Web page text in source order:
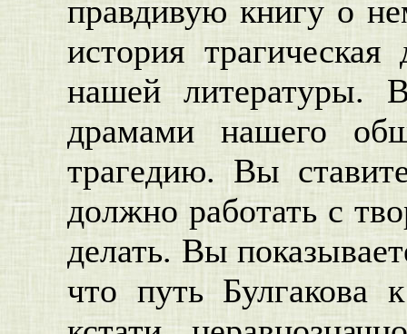
правдивую книгу о
история
нашей литературы.
драмами нашего
трагедию. Вы
должно работать с
делать. Вы
что путь